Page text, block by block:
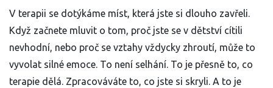
V terapii se dotýkáme míst, která jste si dlouho zavřeli.
Když začnete mluvit o tom, proč jste se v dětství cítili
nevhodní, nebo proč se vztahy vždycky zhroutí, může to
vyvolat silné emoce. To není selhání. To je přesně to, co
terapie dělá. Zpracováváte to, co jste si skryli. A to je